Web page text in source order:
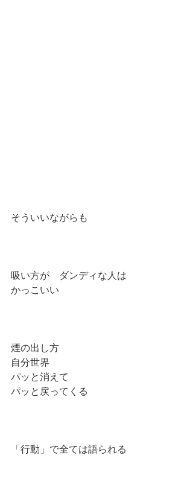
そういいながらも
吸い方が　ダンディな人は
かっこいい
煙の出し方
自分世界
パッと消えて
パッと戻ってくる
「行動」で全ては語られる